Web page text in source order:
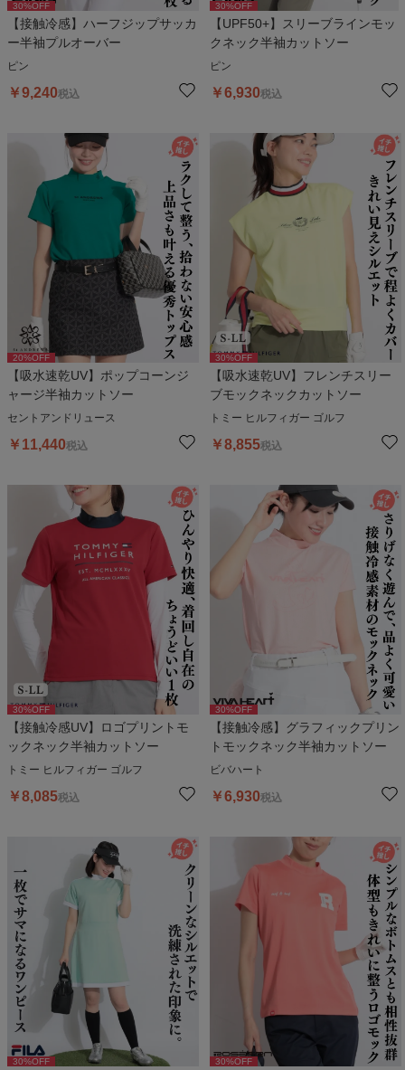
30%OFF
【接触冷感】ハーフジップサッカ
ー半袖プルオーバー
ピン
￥9,240税込
30%OFF
【UPF50+】スリーブラインモッ
クネック半袖カットソー
ピン
￥6,930税込
20%OFF
【吸水速乾UV】ポップコーンジ
ャージ半袖カットソー
セントアンドリュース
￥ 11,440税込
30%OFF
【吸水速乾UV】フレンチスリー
ブモックネックカットソー
トミー ヒルフィガー ゴルフ
￥8,855税込
30%OFF
【接触冷感UV】ロゴプリントモ
ックネック半袖カットソー
トミー ヒルフィガー ゴルフ
￥8,085税込
30%OFF
【接触冷感】グラフィックプリン
トモックネック半袖カットソー
ビバハート
￥6,930税込
30%OFF 30%OFF